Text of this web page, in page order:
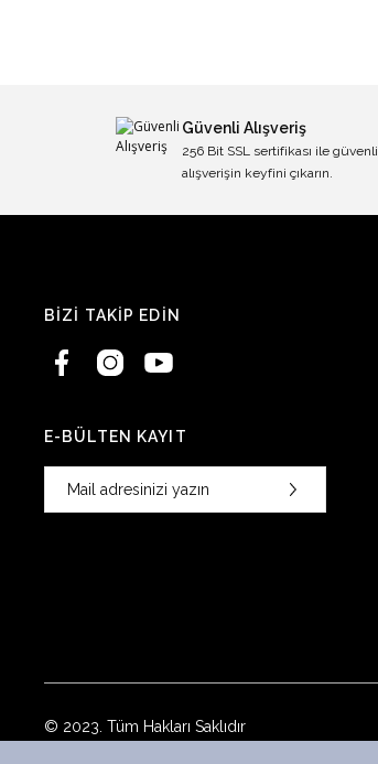
Güvenli Alışveriş
256 Bit SSL sertifikası ile güvenli
alışverişin keyfini çıkarın.
BİZİ TAKİP EDİN
E-BÜLTEN KAYIT
© 2023. Tüm Hakları Saklıdır